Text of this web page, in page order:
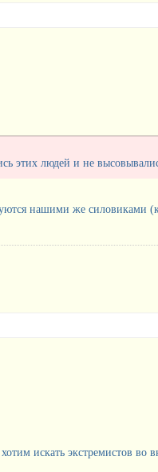
этих людей и не
нашими же силовиками
искать экстремистов во